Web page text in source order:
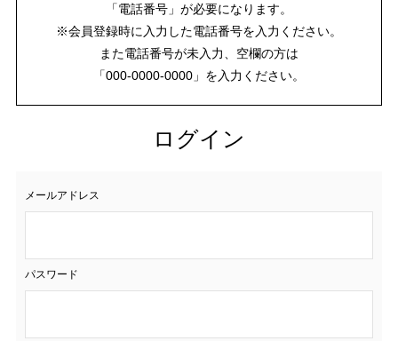
「電話番号」が必要になります。
※会員登録時に入力した電話番号を入力ください。
また電話番号が未入力、空欄の方は
「000-0000-0000」を入力ください。
ログイン
メールアドレス
パスワード